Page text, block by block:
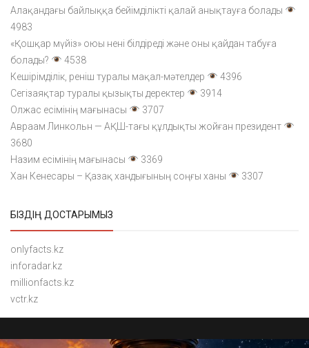
Алақандағы байлыққа бейімділікті қалай анықтауға болады
4983
«Қошқар мүйіз» оюы нені білдіреді және оны қайдан табуға
болады?
4538
Кешірімділік, реніш туралы мақал-мәтелдер
4396
Сегізаяқтар туралы қызықты деректер
3914
Олжас есімінің мағынасы
3707
Авраам Линкольн — АҚШ-тағы құлдықты жойған президент
3680
Назим есімінің мағынасы
3369
Хан Кенесары – Қазақ хандығының соңғы ханы
3307
БІЗДІҢ ДОСТАРЫМЫЗ
onlyfacts.kz
inforadar.kz
millionfacts.kz
vctr.kz